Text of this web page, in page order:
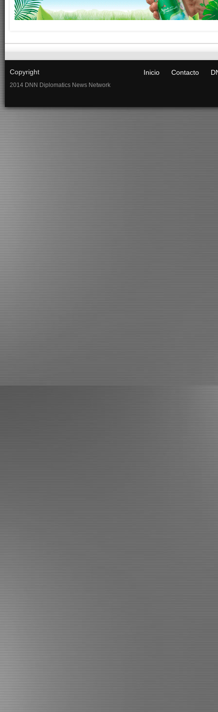
Copyright
2014 DNN Diplomatics News Network
Inicio Contacto